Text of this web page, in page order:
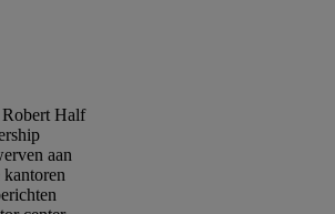
Half
aan
kantoren